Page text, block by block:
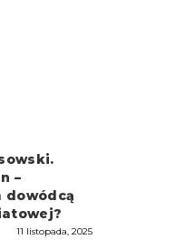
–
dowódcą
11 listopada, 2025